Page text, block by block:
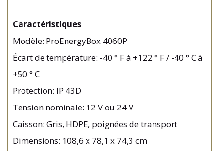
Caractéristiques
Modèle: ProEnergyBox 4060P
Écart de température: -40 ° F à +122 ° F / -40 ° C à
+50 ° C
Protection: IP 43D
Tension nominale: 12 V ou 24 V
Caisson: Gris, HDPE, poignées de transport
Dimensions: 108,6 x 78,1 x 74,3 cm